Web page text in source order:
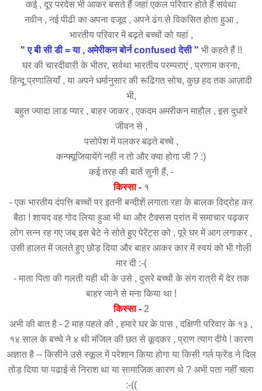
कई , दूर परदेस भी आकर बसते हैं जहां एकल परिवार होते हैं सर्वथा
नवीन , नई पीढी का अपना वजूद , अपने ढंग से विकसित होता हुआ ,
भारतीय परिवार में बढ़ते बच्चों को यहां ,
" ए बी सी डी = या , अमेरीकन बोर्न confused देसी " भी कहते हैं !!
घर की चारदीवारी के भीतर, सर्वथा भारतीय परम्पराएं , प्रणाम करना,
हिन्दू प्रणालियाँ , या अपने धर्मानुसार की रूढिगत सोच, कुछ हद तक आज़ादी
भी,
बहुत ज्यादा लाड प्यार , बाहर जाकर , एकदम अमरीकन माहौल , इस दुधारे
जीवन से ,
पसोपेश में पलकर बढ़ते बच्चे ,
कन्फ्यूजियायेंगे नहीं न तो और क्या होगा जी ? :)
कई तरह की बातें सुनी हैं, -
किस्सा -१
- एक भारतीय दंपत्ति बच्चों पर इतनी बन्दीशें लगाता रहा के बालक विद्रोह कर
बैठा ! शायद वह गोद लिया हुआ भी था और टैक्सस प्रांत में समाचार पढ़कर
लोग सन्न रह गए जब् इस बेटे ने सोते हुए पेरेंट्स को , पूरे घर में आग लगाकर ,
उसी हालत में जलते हुए छोड़ दिया और बाहर आकर कार में स्वयं को भी गोली
मार दी :-(
- माता पिता की गलती यही थी के उसे , दुसरे बच्चों के संग रात्री में देर तक
बाहर जाने से मना किया था !
किस्सा -2
अभी की बात है - 2 माह पहले की , हमारे घर के पास , दक्षिणी परिवार के १३ ,
१४ साल के बच्चे ने ४ थी मंजिल की छत से कूदकर , प्राण त्याग दीये ! कारण
अज्ञात है -- किसीने उसे स्कूल में परेशान किया होगा या किसी गर्ल फ्रेंड ने दिल
तोड़ दिया या पढाई से निराश था या सामाजिक कारण थे ? अभी पता नहीं चला
:-((